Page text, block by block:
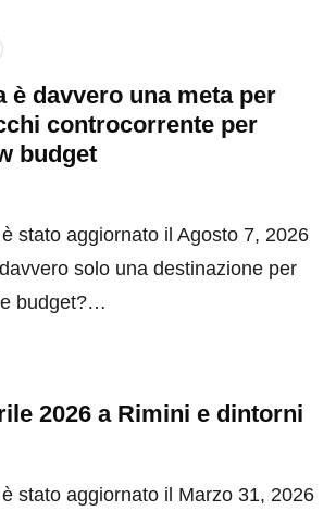
è davvero una meta per
controcorrente per
budget
stato aggiornato il Agosto 7, 2026
solo una destinazione per
budget?…
2026 a Rimini e dintorni
stato aggiornato il Marzo 31, 2026